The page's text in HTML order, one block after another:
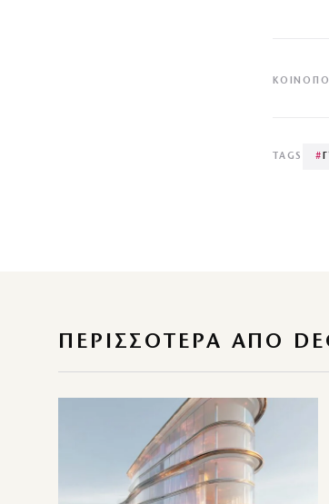
TAGS #
ΠΕΡΙΣΣΌΤΕΡΑ ΑΠΌ